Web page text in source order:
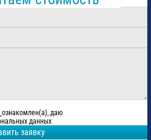
ознакомлен(а), даю
данных
заявку